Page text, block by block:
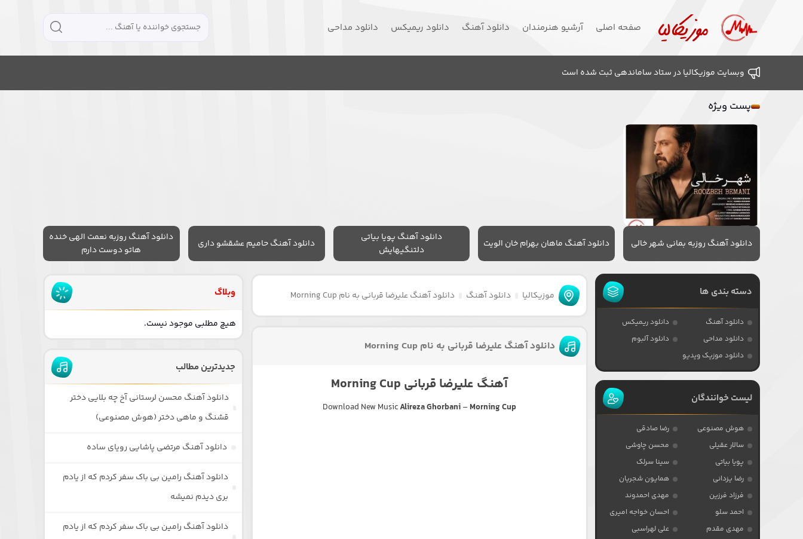
صفحه اصلی آرشیو هنرمندان دانلود آهنگ دانلود ریمیکس دانلود مداحی
وبسایت موزیکالیا در ستاد ساماندهی ثبت شده است
پست ویژه
دانلود آهنگ روزبه بمانی شهر خالی دانلود آهنگ ماهان بهرام خان الویت
دانلود آهنگ پویا بیاتی
دلتنگیهایش
دانلود آهنگ حامیم عشقشو داری
دانلود آهنگ روزبه نعمت الهی خنده
هاتو دوست دارم
موزیکالیا دانلود آهنگ دانلود آهنگ علیرضا قربانی به نام Morning Cup
دانلود آهنگ علیرضا قربانی به نام Morning Cup
آهنگ علیرضا قربانی Morning Cup
Download New MusicAlireza Ghorbani– Morning Cup
دسته بندی ها
دانلود آهنگ
دانلود ریمیکس
دانلود مداحی
دانلود آلبوم
دانلود موزیک ویدیو
لیست خوانندگان
هوش مصنوعی
رضا صادقی
سالار عقیلی
محسن چاوشی
پویا بیاتی
سینا سرلک
رضا یزدانی
همایون شجریان
فرزاد فرزین
مهدی احمدوند
احمد سلو
احسان خواجه امیری
مهدی مقدم
علی لهراسبی
وبلاگ
هیچ مطلبی موجود نیست.
جدیدترین مطالب
دانلود آهنگ محسن لرستانی آخ چه بلایی دختر
قشنگ و ماهی دختر (هوش مصنوعی)
دانلود آهنگ مرتضی پاشایی رویای ساده
دانلود آهنگ رامین بی باک سفر کردم که از یادم
بری دیدم نمیشه
دانلود آهنگ رامین بی باک سفر کردم که از یادم